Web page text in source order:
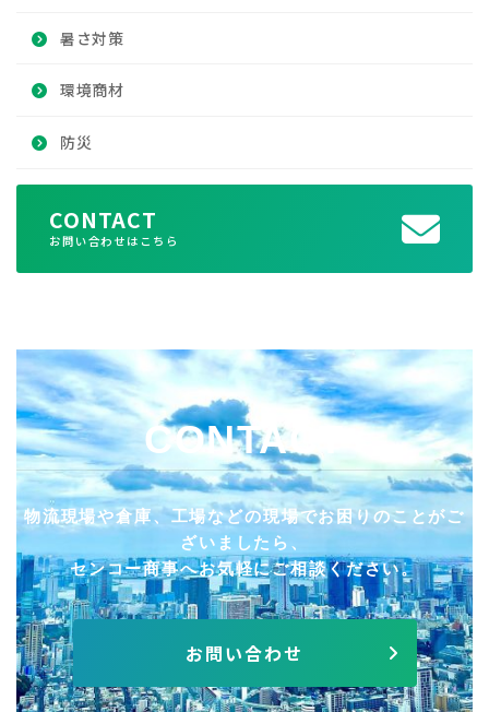
暑さ対策
環境商材
防災
CONTACT
お問い合わせはこちら
CONTACT
物流現場や倉庫、工場などの現場でお困りのことがご
ざいましたら、
センコー商事へお気軽にご相談ください。
お問い合わせ